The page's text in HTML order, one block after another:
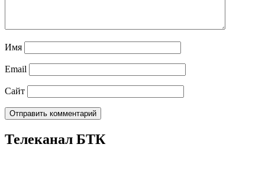
Имя
Email
Сайт
Телеканал БТК